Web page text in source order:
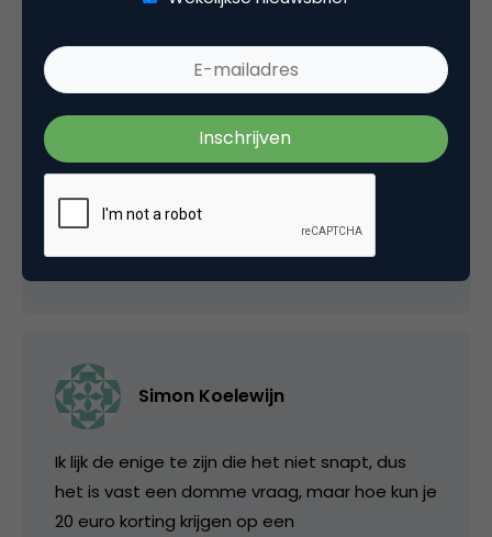
alternet
Neem van mij maar aan dat elk land wel zijn
rarigheden kent… zeker de landen waar nog
restricties gelden.
21 april 2006 om 19:00
Simon Koelewijn
Ik lijk de enige te zijn die het niet snapt, dus
het is vast een domme vraag, maar hoe kun je
20 euro korting krijgen op een